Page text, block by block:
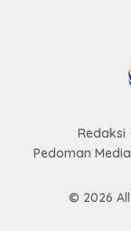
Redaksi
Pedoman
© 2026 All